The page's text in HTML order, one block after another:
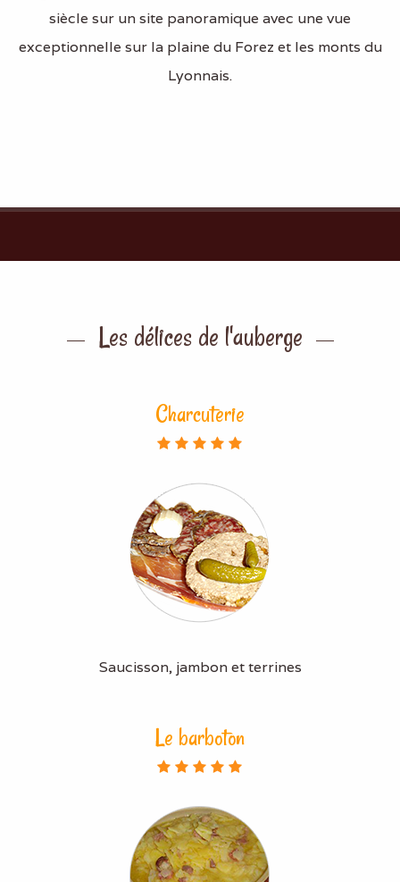
siècle sur un site panoramique avec une vue
exceptionnelle sur la plaine du Forez et les monts du
Lyonnais.
Les délices de l'auberge
Charcuterie
Saucisson, jambon et terrines
Le barboton